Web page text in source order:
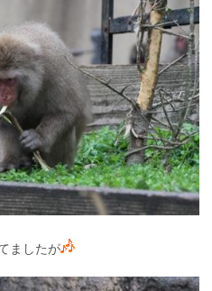
ましたが